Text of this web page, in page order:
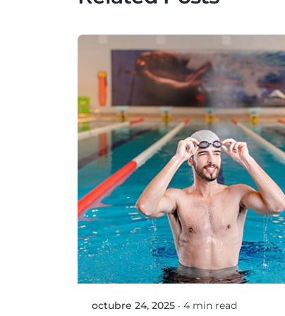
Posted by
Mario Ortiz Gonzalez
octubre 24, 2025 4 min read